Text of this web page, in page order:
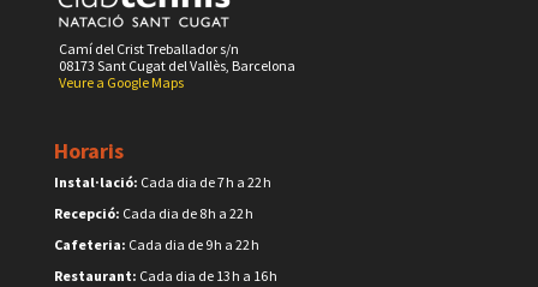
Camí del Crist Treballador s/n
08173 Sant Cugat del Vallès, Barcelona
Veure a Google Maps
Horaris
Instal·lació: Cada dia de 7 h a 22 h
Recepció: Cada dia de 8 h a 22 h
Cafeteria: Cada dia de 9 h a 22 h
Restaurant: Cada dia de 13 h a 16 h